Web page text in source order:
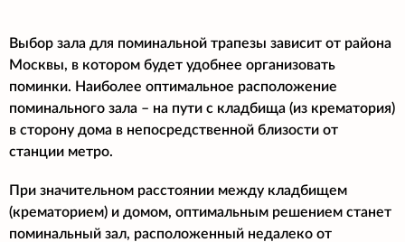
Выбор зала для поминальной трапезы зависит от района
Москвы, в котором будет удобнее организовать
поминки. Наиболее оптимальное расположение
поминального зала – на пути с кладбища (из крематория)
в сторону дома в непосредственной близости от
станции метро.
При значительном расстоянии между кладбищем
(крематорием) и домом, оптимальным решением станет
поминальный зал, расположенный недалеко от